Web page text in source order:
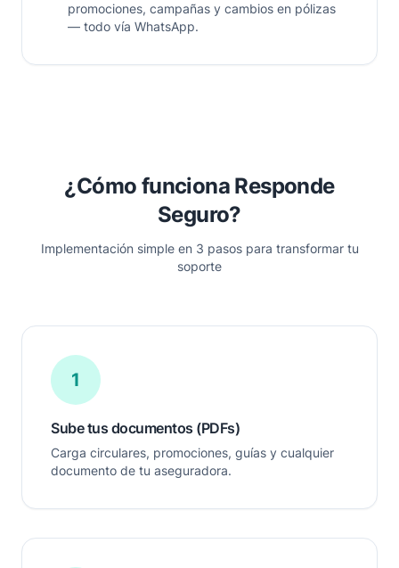
promociones, campañas y cambios en pólizas
— todo vía WhatsApp.
¿Cómo funciona Responde
Seguro?
Implementación simple en 3 pasos para transformar tu
soporte
1
Sube tus documentos (PDFs)
Carga circulares, promociones, guías y cualquier
documento de tu aseguradora.